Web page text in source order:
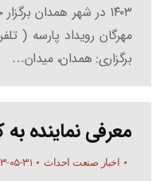
۱۴۰۳ در شهر همدان
برگزاری: همدان، میدان…
معرفی نماینده
اخبار صنعت احداث ۱۴۰۳-